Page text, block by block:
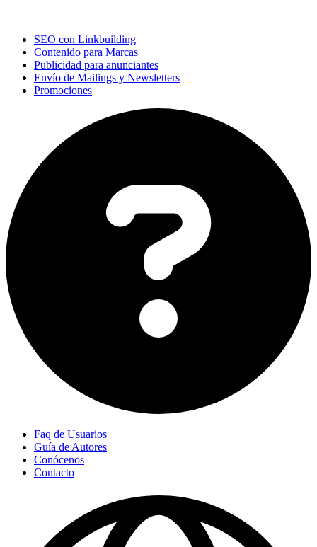
SEO con Linkbuilding
Contenido para Marcas
Publicidad para anunciantes
Envío de Mailings y Newsletters
Promociones
Faq de Usuarios
Guía de Autores
Conócenos
Contacto